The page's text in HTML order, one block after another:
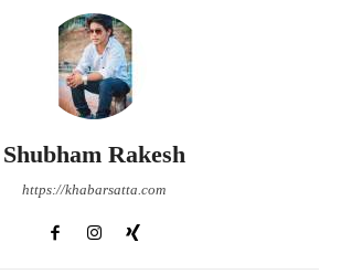
Shubham Rakesh
https://khabarsatta.com